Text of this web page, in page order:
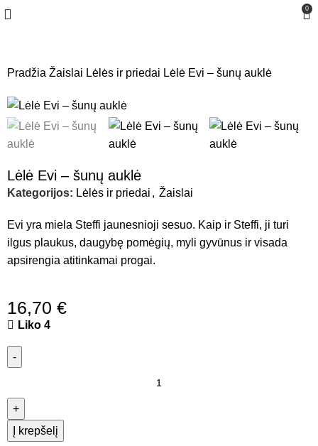
0
PradžiaŽaislai Lėlės ir priedai Lėlė Evi – šunų auklė
Lėlė Evi – šunų auklė
Kategorijos: Lėlės ir priedai , Žaislai
Evi yra miela Steffi jaunesnioji sesuo. Kaip ir Steffi, ji turi
ilgus plaukus, daugybę pomėgių, myli gyvūnus ir visada
apsirengia atitinkamai progai.
16,70€
Liko 4
Į krepšelį